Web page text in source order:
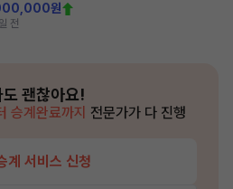
원
전
괜찮아요!
승계완료까지 전문가가 다 진행
계 서비스 신청